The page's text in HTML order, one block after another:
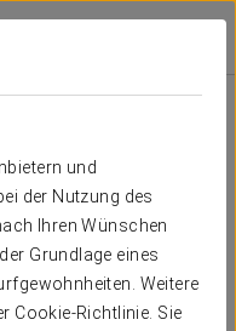
und
der Nutzung des
Ihren Wünschen
Grundlage eines
Weitere
Cookie-Richtlinie. Sie
in
ANFORDERN
Form
7 8
- 6 -